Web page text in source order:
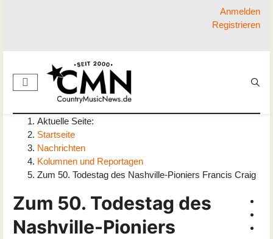
Anmelden
Registrieren
Aktuelle Seite:
Startseite
Nachrichten
Kolumnen und Reportagen
Zum 50. Todestag des Nashville-Pioniers Francis Craig
Zum 50. Todestag des
Nashville-Pioniers